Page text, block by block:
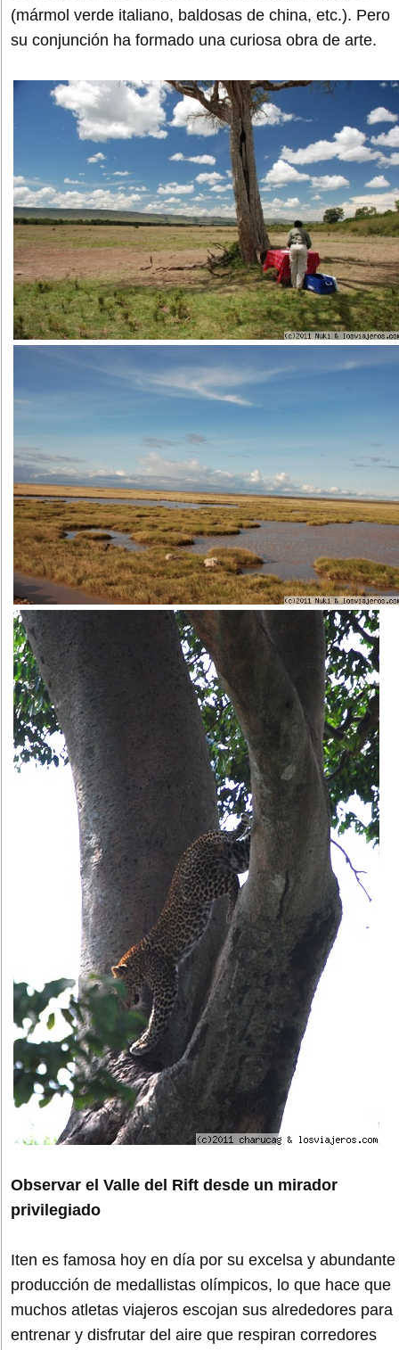
(mármol verde italiano, baldosas de china, etc.). Pero
su conjunción ha formado una curiosa obra de arte.
Observar el Valle del Rift desde un mirador
privilegiado
Iten es famosa hoy en día por su excelsa y abundante
producción de medallistas olímpicos, lo que hace que
muchos atletas viajeros escojan sus alrededores para
entrenar y disfrutar del aire que respiran corredores